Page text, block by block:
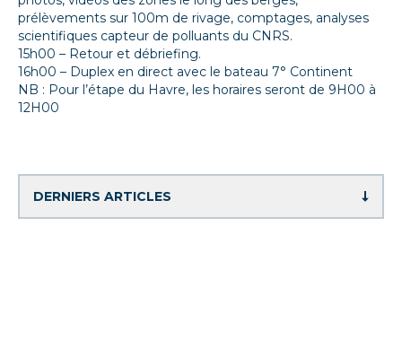
prélèvements sur 100m de rivage, comptages, analyses
scientifiques capteur de polluants du CNRS.
15h00 – Retour et débriefing.
16h00 – Duplex en direct avec le bateau 7° Continent
NB : Pour l’étape du Havre, les horaires seront de 9H00 à
12H00